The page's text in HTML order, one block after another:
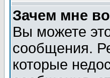
Зачем мне
Вы можете
сообщения.
которые